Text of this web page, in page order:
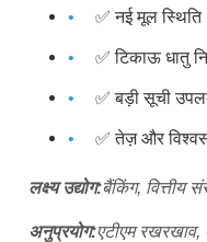
✅ नई मूल स्थिति
✅ टिकाऊ धातु
✅ बड़ी सूची
✅ तेज़ और
लक्ष्य उद्योग:बैंकिंग, वित्तीय
अनुप्रयोग:एटीएम रखरखाव,